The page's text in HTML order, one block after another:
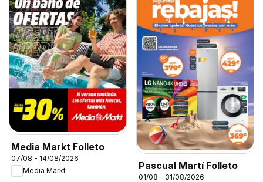
Media Markt Folleto
07/08 - 14/08/2026
Media Markt
Pascual Martí Folleto
01/08 - 31/08/2026